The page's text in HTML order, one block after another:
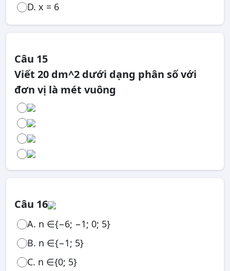
D. x = 6
Câu 15
Viết 20 dm^2 dưới dạng phân số với
đơn vị là mét vuông
Câu 16
A. n ∈{−6; −1; 0; 5}
B. n ∈{−1; 5}
C. n ∈{0; 5}